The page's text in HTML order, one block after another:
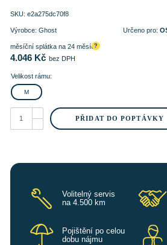
SKU: e2a275dc70f8
Výrobce: Ghost Určeno pro:
?
měsíční splátka na 24 měsíců
4.046 Kč bez DPH
Velikost rámu:
M
E-
ASX
Pebble
množství
PŘIDAT DO POPTÁVKY
Volitelný servis
na 4.500 km
Pojištění po celou
dobu nájmu